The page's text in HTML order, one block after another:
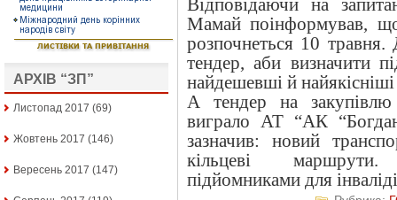
АРХІВ “ЗП”
Листопад 2017 (69)
Жовтень 2017 (146)
Вересень 2017 (147)
Відповідаючи на
Мамай поінформував,
розпочнеться 10
тендер, аби визначити
найдешевші й
А тендер на закупівлю
виграло АТ “АК
зазначив: новий
кільцеві
підйомниками для